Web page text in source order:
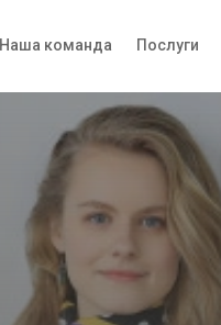
Наша команда Послуги